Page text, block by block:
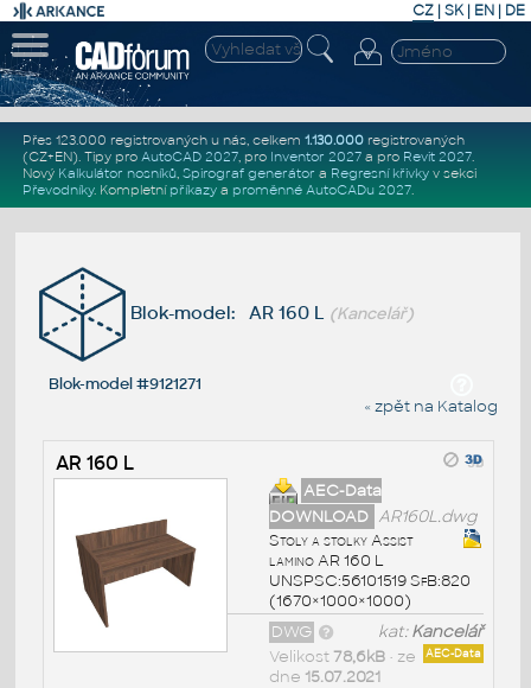
CZ | SK| EN | DE
Přes 123.000 registrovaných u nás, celkem 1.130.000registrovaných
(CZ+EN). Tipy pro AutoCAD 2027, pro Inventor 2027a pro Revit 2027.
Nový Kalkulátor nosníků, Spirograf generátor a Regresní křivkyv sekci
Převodníky. Kompletní příkazya proměnné AutoCADu 2027.
Blok-model: AR 160 L (Kancelář)
Blok-model #9121271
« zpět na Katalog
AR 160 L
AEC-Data
DOWNLOAD AR160L.dwg
Stoly a stolky Assist
lamino AR 160 L
UNSPSC:56101519 SfB:820
(1670×1000×1000)
kat:Kancelář
DWG
AEC-Data
Velikost 78,6kB• ze
dne 15.07.2021